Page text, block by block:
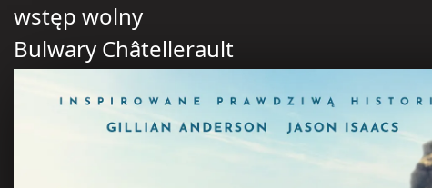
wstęp wolny
Bulwary Châtellerault